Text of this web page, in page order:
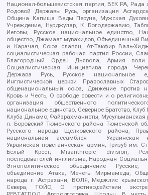
Национал-большевистская партия, ВЕК РА, Рада
Родовой Державы Русь, организация
Община Капища Веды Перуна, Мужская
Учреждение, Нурджулар, К Богодержавию,
Иеговы, Русское национальное единство,
общество, Джамаат мувахидов, Объединенный
и Карачая, Союз славян, Ат-Такфир Валь-
социалистическая рабочая партия России,
Благородный Орден Дьявола, Армия воли
Социалистическая Инициатива города
Держава Русь, Русское национальное
Инглистической церкви Православных
общенациональный союз, Движение против
Кровь и Честь, О свободе совести и о
организация общественного
национальное единство, Северное Братство,
Клуба Динамо, Файзрахманисты, Мусульманская
п. Боровский Тюменского района Тюменской
Русского народа Щелковского района,
национальная ассамблея – Украинская
Украинская повстанческая армия, Тризуб им.
Белый Крест, Misanthropic division,
последователей инглиизма, Народная
Этнополитическое объединение Русские,
объединение Атака, Мечеть Мирмамеда,
народа г. Астрахани, ВОЛЯ, Меджлис
Севера, ТОЙС, О противодействии